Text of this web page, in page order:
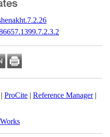
|ProCite|Reference Manager